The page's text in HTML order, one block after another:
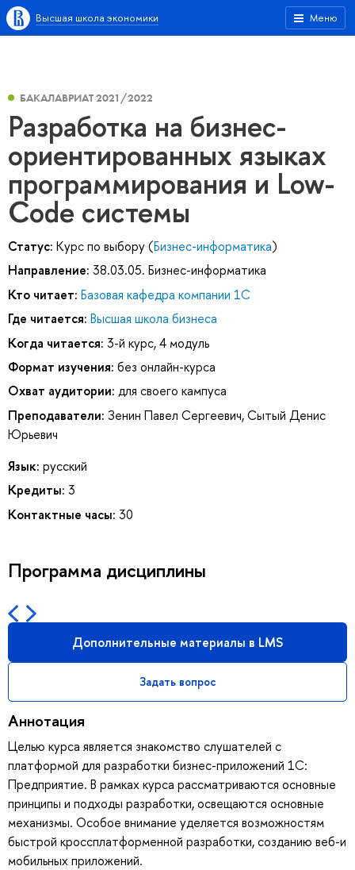
Меню
Высшая школа экономики
БАКАЛАВРИАТ 2021/2022
Разработка на бизнес-
ориентированных языках
программирования и Low-
Code системы
Статус: Курс по выбору (Бизнес-информатика)
Направление: 38.03.05. Бизнес-информатика
Кто читает: Базовая кафедра компании 1С
Где читается: Высшая школа бизнеса
Когда читается: 3-й курс, 4 модуль
Формат изучения: без онлайн-курса
Охват аудитории: для своего кампуса
Преподаватели: Зенин Павел Сергеевич,Сытый Денис
Юрьевич
Язык: русский
Кредиты: 3
Контактные часы: 30
Программа дисциплины
Дополнительные материалы в LMS
Задать вопрос
Аннотация
Целью курса является знакомство слушателей с
платформой для разработки бизнес-приложений 1С:
Предприятие. В рамках курса рассматриваются основные
принципы и подходы разработки, освещаются основные
механизмы. Особое внимание уделяется возможностям
быстрой кроссплатформенной разработки, созданию веб-и
мобильных приложений.